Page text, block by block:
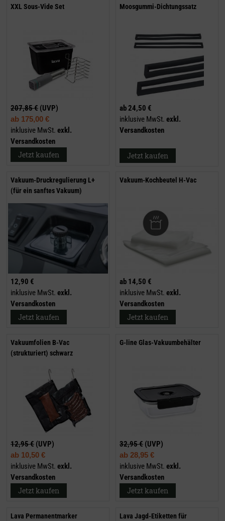
XXL Sous-Vide Set
207,85 € (UVP)
ab 175,00 €
inklusive MwSt. exkl.
Versandkosten
Jetzt kaufen
Moosgummi-Dichtungssatz
ab24,50 €
inklusive MwSt. exkl.
Versandkosten
Jetzt kaufen
Vakuum-Druckregulierung L+
(für ein sanftes Vakuum)
12,90 €
inklusive MwSt. exkl.
Versandkosten
Jetzt kaufen
Vakuum-Kochbeutel H-Vac
ab 14,50 €
inklusive MwSt. exkl.
Versandkosten
Jetzt kaufen
Vakuumfolien B-Vac
(strukturiert) schwarz
12,95 € (UVP)
ab 10,50 €
inklusive MwSt. exkl.
Versandkosten
Jetzt kaufen
G-line Glas-Vakuumbehälter
32,95 € (UVP)
ab 28,95 €
inklusive MwSt. exkl.
Versandkosten
Jetzt kaufen
Lava Permanentmarker
Lava Jagd-Etiketten für